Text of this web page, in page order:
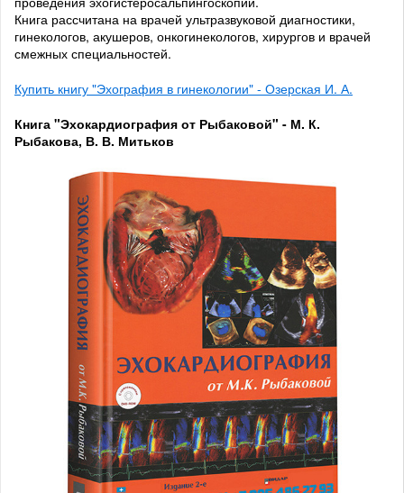
Книга рассчитана на врачей ультразвуковой диагностики,
гинекологов, акушеров, онкогинекологов, хирургов и врачей
смежных специальностей.
Купить книгу "Эхография в гинекологии" - Озерская И. А.
Книга "Эхокардиография от Рыбаковой" - М. К.
Рыбакова, В. В. Митьков